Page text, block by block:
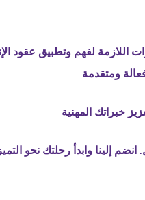
اللازمة لفهم وتطبيق عقود